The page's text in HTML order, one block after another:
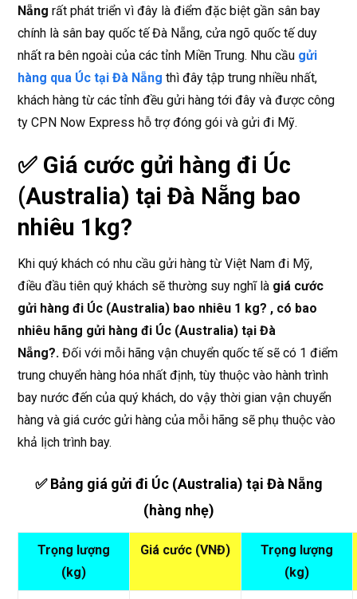
Nẵng rất phát triển vì đây là điểm đặc biệt gần sân bay
chính là sân bay quốc tế Đà Nẵng, cửa ngõ quốc tế duy
nhất ra bên ngoài của các tỉnh Miền Trung. Nhu cầu gửi
hàng qua Úc tại Đà Nẵng thì đây tập trung nhiều nhất,
khách hàng từ các tỉnh đều gửi hàng tới đây và được công
ty CPN Now Express hỗ trợ đóng gói và gửi đi Mỹ.
✅ Giá cước gửi hàng đi Úc
(Australia) tại Đà Nẵng bao
nhiêu 1kg?
Khi quý khách có nhu cầu gửi hàng từ Việt Nam đi Mỹ,
điều đầu tiên quý khách sẽ thường suy nghĩ là giá cước
gửi hàng đi Úc (Australia) bao nhiêu 1 kg? , có bao
nhiêu hãng gửi hàng đi Úc (Australia) tại Đà
Nẵng?.Đối với mỗi hãng vận chuyển quốc tế sẽ có 1 điểm
trung chuyển hàng hóa nhất định, tùy thuộc vào hành trình
bay nước đến của quý khách, do vậy thời gian vận chuyển
hàng và giá cước gửi hàng của mỗi hãng sẽ phụ thuộc vào
khả lịch trình bay.
✅ Bảng giá gửi đi Úc (Australia) tại Đà Nẵng
(hàng nhẹ)
Trọng lượng
(kg)
Giá cước (VNĐ)
Trọng lượng
(kg)